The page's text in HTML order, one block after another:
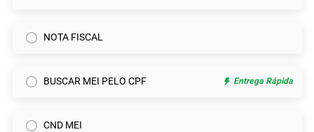
NOTA FISCAL
BUSCAR MEI PELO CPF Entrega Rápida
CND MEI